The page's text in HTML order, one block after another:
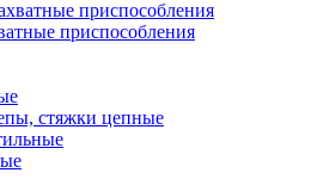
приспособления
стяжки цепные